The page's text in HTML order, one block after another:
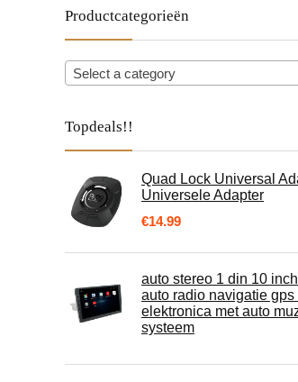
Productcategorieën
Select a category
Topdeals!!
Quad Lock Universal
Universele Adapter
€14.99
auto stereo 1 din 10
auto radio navigatie gps
elektronica met auto
systeem